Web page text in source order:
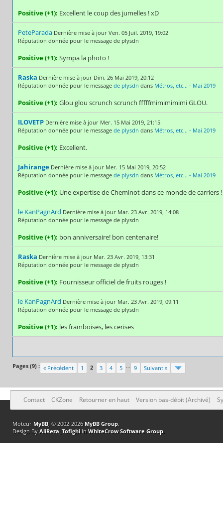
Positive (+1): Excellent le coup des jumelles ! xD
PeteParada Dernière mise à jour Ven. 05 Juil. 2019, 19:02
Réputation donnée pour le message de plysdn
Positive (+1): Sympa la photo !
Raska Dernière mise à jour Dim. 26 Mai 2019, 20:12
Réputation donnée pour le message de plysdn dans Métros, etc... - Mai 2019
Positive (+1): Glou glou scrunch scrunch fffffmimimimimi GLOU.
ILOVETP Dernière mise à jour Mer. 15 Mai 2019, 21:15
Réputation donnée pour le message de plysdn dans Métros, etc... - Mai 2019
Positive (+1): Excellent.
Jahirange Dernière mise à jour Mer. 15 Mai 2019, 20:52
Réputation donnée pour le message de plysdn dans Métros, etc... - Mai 2019
Positive (+1): Une expertise de Cheminot dans ce monde de carriers !
le KanPagnArd Dernière mise à jour Mar. 23 Avr. 2019, 14:08
Réputation donnée pour le message de plysdn
Positive (+1): bon anniversaire! bon centenaire!
Raska Dernière mise à jour Mar. 23 Avr. 2019, 13:31
Réputation donnée pour le message de plysdn
Positive (+1): Fournisseur officiel de fruits rouges !
le KanPagnArd Dernière mise à jour Mar. 23 Avr. 2019, 09:11
Réputation donnée pour le message de plysdn
Positive (+1): les framboises, les cerises
Pages (9) : « Précédent 1 2 3 4 5 … 9 Suivant »
Contact CKZone Retourner en haut Version bas-débit (Archivé)
Moteur MyBB, © 2002-2026 MyBB Group.
Design By AliReza_TofighiIn WhiteCrow Software Group.